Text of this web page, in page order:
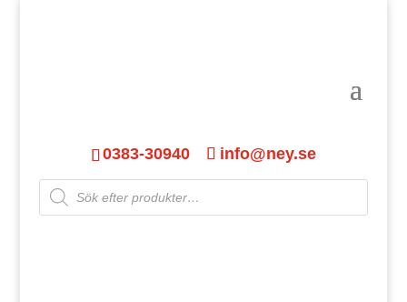
0383-30940 info@ney.se
Products
search